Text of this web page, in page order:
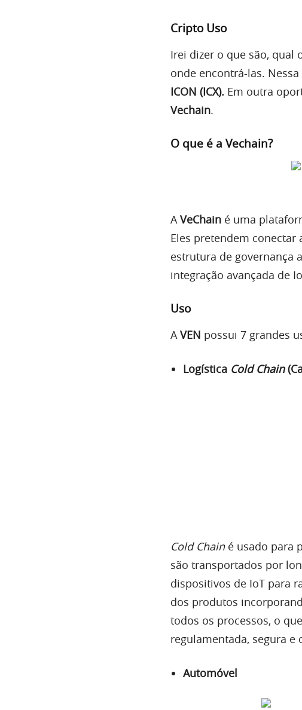
Cripto Uso
Irei dizer o que são, qual
onde encontrá-las.
ICON (ICX). Em outra
Vechain.
O que é a Vechain?
AVeChain é uma
Eles pretendem
estrutura de governança
integração avançada de
Uso
AVEN possui 7 grandes
Logística Cold Chain
Automóvel
AVeChaincria um
incluindo histórico de
motorista durante todo o
Medicina e Saúde